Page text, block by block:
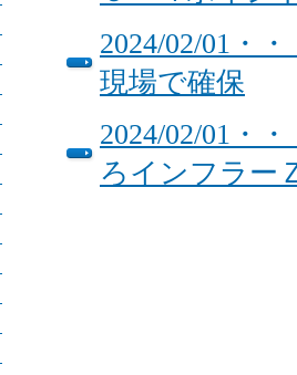
2024/02/01・
現場で確保
2024/02/01・
ろインフラー